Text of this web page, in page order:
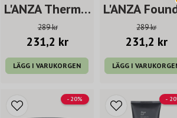
L'ANZA Thermal Defense
289 kr
231,2 kr
LÄGG I VARUKORGEN
289 kr
231,2 kr
LÄGG I
- 20% -